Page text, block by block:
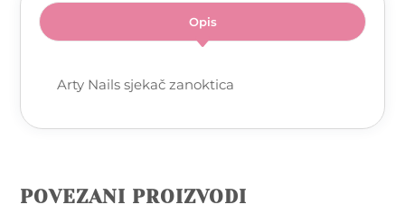
Opis
Arty Nails sjekač zanoktica
POVEZANI PROIZVODI